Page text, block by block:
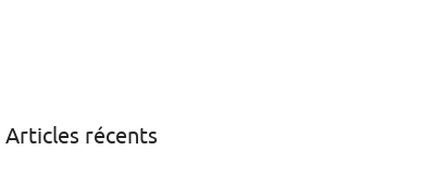
Articles récents